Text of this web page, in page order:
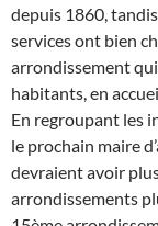
depuis 1860,
services ont bien
arrondissement
habitants, en
En regroupant les
le prochain maire
devraient avoir
arrondissements